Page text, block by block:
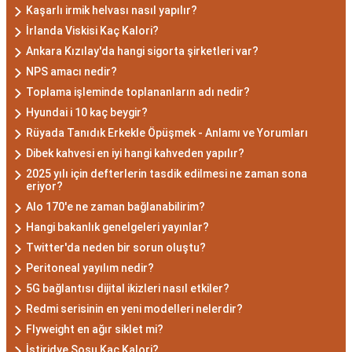
derin düşünce yapısına sahiptir. Akrep
burcunun temel özellikleri arasında kararlılık,
cesaret ve tutku bulunur. Akrepler, hedeflerine
ulaşmak için kararlılıkla çalışan bireylerdir.
Aynı zamanda, zekalarını ve keskin gözlem
yeteneklerini kullanarak çözüm odaklıdırlar.
Akrep Burcu Erkeği
Özellikleri: Güçlü ve
Karizmatik
Akrep burcu erkeği, genellikle güçlü bir
karaktere ve derin bir içsel güce sahiptir.
Karizmatik ve etkileyici kişilikleriyle dikkat
çekerler. Akrep burcu erkekleri, duygusal
derinlikleri ve tutkulu yaklaşımlarıyla
ilişkilerde derin bağlar kurabilirler. Ancak,
Kaşarlı irmik helvası nasıl yapılır?
İrlanda Viskisi Kaç Kalori?
Ankara Kızılay'da hangi sigorta şirketleri var?
NPS amacı nedir?
Toplama işleminde toplananların adı nedir?
Hyundai i 10 kaç beygir?
Rüyada Tanıdık Erkekle Öpüşmek - Anlamı ve Yorumları
Dibek kahvesi en iyi hangi kahveden yapılır?
2025 yılı için defterlerin tasdik edilmesi ne zaman sona
eriyor?
Alo 170'e ne zaman bağlanabilirim?
Hangi bakanlık genelgeleri yayınlar?
Twitter'da neden bir sorun oluştu?
Peritoneal yayılım nedir?
5G bağlantısı dijital ikizleri nasıl etkiler?
Redmi serisinin en yeni modelleri nelerdir?
Flyweight en ağır siklet mi?